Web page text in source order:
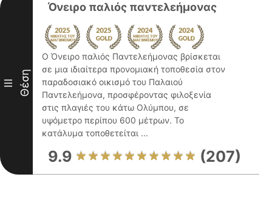
III Θέση
Όνειρο παλιός παντελεήμονας
Ο Όνειρο παλιός Παντελεήμονας βρίσκεται
σε μια ιδιαίτερα προνομιακή τοποθεσία στον
παραδοσιακό οικισμό του Παλαιού
Παντελεήμονα, προσφέροντας φιλοξενία
στις πλαγιές του κάτω Ολύμπου, σε
υψόμετρο περίπου 600 μέτρων. Το
κατάλυμα τοποθετείται ...
9.9 (207)